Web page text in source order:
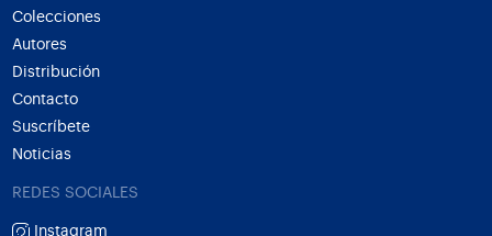
Colecciones
Autores
Distribución
Contacto
Suscríbete
Noticias
REDES SOCIALES
Instagram